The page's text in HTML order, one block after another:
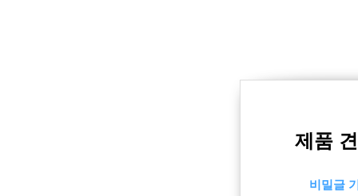
제품
비밀글